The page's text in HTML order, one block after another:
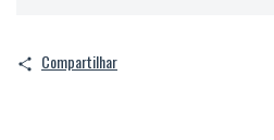
Compartilhar